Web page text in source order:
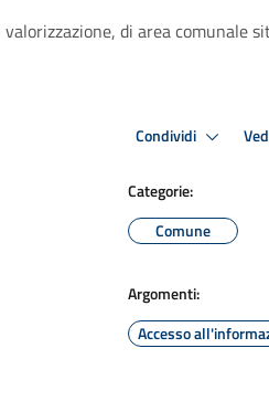
di area comunale
Condividi
Categorie:
Comune
Argomenti:
Accesso